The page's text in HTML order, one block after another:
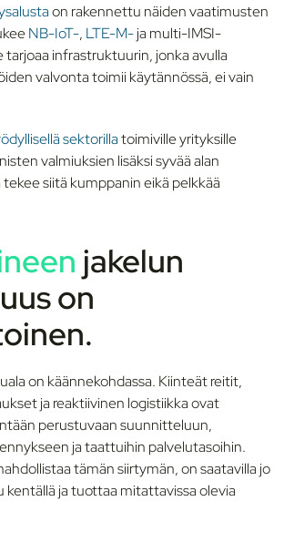
on rakennettu näiden vaatimusten
NB-IoT-, LTE-M-ja multi-IMSI-
tarjoaa infrastruktuurin, jonka avulla
valvonta toimii käytännössä, ei vain
sektorillatoimiville yrityksille
valmiuksien lisäksi syvää alan
siitä kumppanin eikä pelkkää
jakelun
on
on käännekohdassa. Kiinteät reitit,
ja reaktiivinen logistiikka ovat
perustuvaan suunnitteluun,
ja taattuihin palvelutasoihin.
tämän siirtymän, on saatavilla jo
ja tuottaa mitattavissa olevia